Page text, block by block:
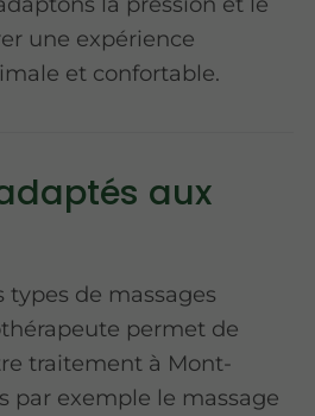
une expérience
et confortable.
aux
de massages
permet de
traitement à Mont-
par exemple le massage